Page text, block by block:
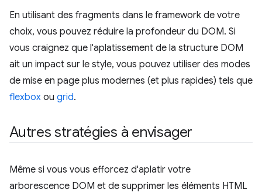
En utilisant des fragments dans le framework de votre
choix, vous pouvez réduire la profondeur du DOM. Si
vous craignez que l'aplatissement de la structure DOM
ait un impact sur le style, vous pouvez utiliser des modes
de mise en page plus modernes (et plus rapides) tels que
flexbox ou grid.
Autres stratégies à envisager
Même si vous vous efforcez d'aplatir votre
arborescence DOM et de supprimer les éléments HTML